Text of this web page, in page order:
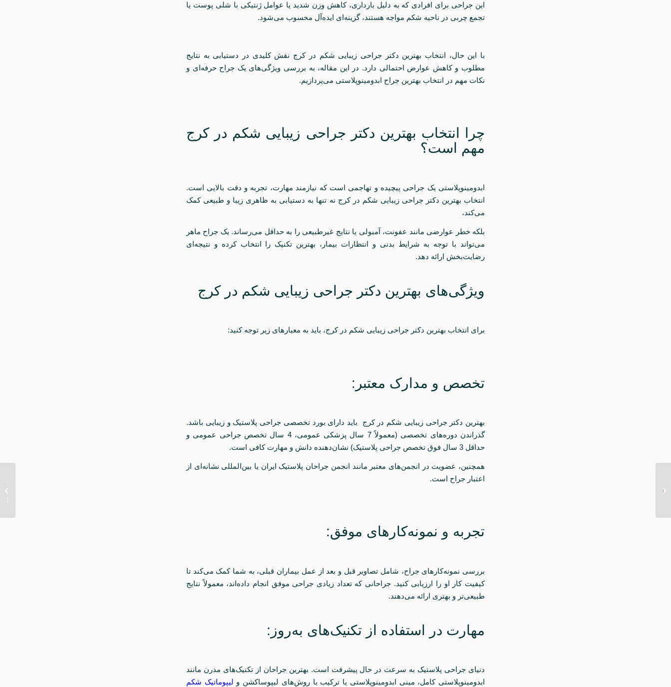
این جراحی برای افرادی که به دلیل بارداری، کاهش وزن شدید یا عوامل ژنتیکی با شلی پوست یا
تجمع چربی در ناحیه شکم مواجه هستند، گزینه‌ای ایده‌آل محسوب می‌شود.
با این حال، انتخاب بهترین دکتر جراحی زیبایی شکم در کرج نقش کلیدی در دستیابی به نتایج
مطلوب و کاهش عوارض احتمالی دارد. در این مقاله، به بررسی ویژگی‌های یک جراح حرفه‌ای و
نکات مهم در انتخاب بهترین جراح ابدومینوپلاستی می‌پردازیم.
چرا انتخاب بهترین دکتر جراحی زیبایی شکم در کرج
مهم است؟
ابدومینوپلاستی یک جراحی پیچیده و تهاجمی است که نیازمند مهارت، تجربه و دقت بالایی است.
انتخاب بهترین دکتر جراحی زیبایی شکم در کرج نه تنها به دستیابی به ظاهری زیبا و طبیعی کمک
می‌کند،
بلکه خطر عوارضی مانند عفونت، آمبولی یا نتایج غیرطبیعی را به حداقل می‌رساند. یک جراح ماهر
می‌تواند با توجه به شرایط بدنی و انتظارات بیمار، بهترین تکنیک را انتخاب کرده و نتیجه‌ای
رضایت‌بخش ارائه دهد.
ویژگی‌های بهترین دکتر جراحی زیبایی شکم در کرج
برای انتخاب بهترین دکتر جراحی زیبایی شکم در کرج، باید به معیارهای زیر توجه کنید:
تخصص و مدارک معتبر:
بهترین دکتر جراحی زیبایی شکم در کرج باید دارای بورد تخصصی جراحی پلاستیک و زیبایی باشد.
گذراندن دوره‌های تخصصی (معمولاً 7 سال پزشکی عمومی، 4 سال تخصص جراحی عمومی و
حداقل 3 سال فوق تخصص جراحی پلاستیک) نشان‌دهنده دانش و مهارت کافی است.
همچنین، عضویت در انجمن‌های معتبر مانند انجمن جراحان پلاستیک ایران یا بین‌المللی نشانه‌ای از
اعتبار جراح است.
تجربه و نمونه‌کارهای موفق:
بررسی نمونه‌کارهای جراح، شامل تصاویر قبل و بعد از عمل بیماران قبلی، به شما کمک می‌کند تا
کیفیت کار او را ارزیابی کنید. جراحانی که تعداد زیادی جراحی موفق انجام داده‌اند، معمولاً نتایج
طبیعی‌تر و بهتری ارائه می‌دهند.
مهارت در استفاده از تکنیک‌های به‌روز:
دنیای جراحی پلاستیک به سرعت در حال پیشرفت است. بهترین جراحان از تکنیک‌های مدرن مانند
ابدومینوپلاستی کامل، مینی ابدومینوپلاستی یا ترکیب با روش‌های لیپوساکشن و لیپوماتیک شکم